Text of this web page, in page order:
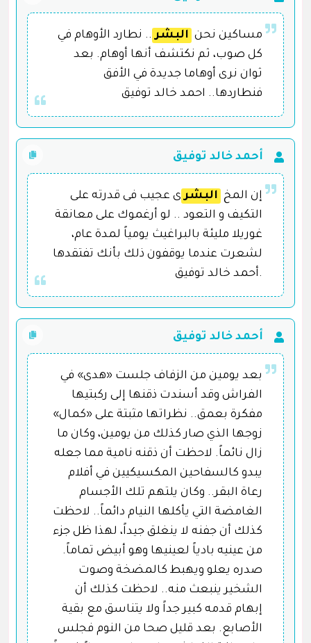
مساكين نحن البشر .. نطارد الأوهام في
كل صوب، ثم نكتشف أنها أوهام. بعد
ثوان نرى أوهاما جديدة في الأفق
فنطاردها.. احمد خالد توفيق
أحمد خالد توفيق
إن المخ البشر ى عجيب فى قدرته على
التكيف و التعود .. لو أرغموك على معانقة
غوريلا مليئة بالبراغيث يومياً لمدة عام،
لشعرت عندما يوقفون ذلك بأنك تفتقدها
.أحمد خالد توفيق
أحمد خالد توفيق
بعد يومين من الزفاف جلست «هدى» في
الفراش وقد أسندت ذقنها إلى ركبتيها
مفكرة بعمق.. نظراتها مثبتة على «كمال»
زوجها الذي صار كذلك من يومين، وكان ما
زال نائماً. لاحظت أن ذقنه نامية مما جعله
يبدو كالسفاحين المكسيكيين في أفلام
رعاة البقر.. وكان يلتهم تلك الأجسام
الغامضة التي يأكلها النيام دائماً.. لاحظت
كذلك أن جفنه لا ينغلق جيداً، لهذا ظل جزء
من عينيه بادياً لعينيها وهو أبيض تماماً.
صدره يعلو ويهبط كالمضخة وصوت
الشخير ينبعث منه.. لاحظت كذلك أن
إبهام قدمه كبير جداً ولا يتناسق مع بقية
الأصابع. بعد قليل صحا من النوم فجلس